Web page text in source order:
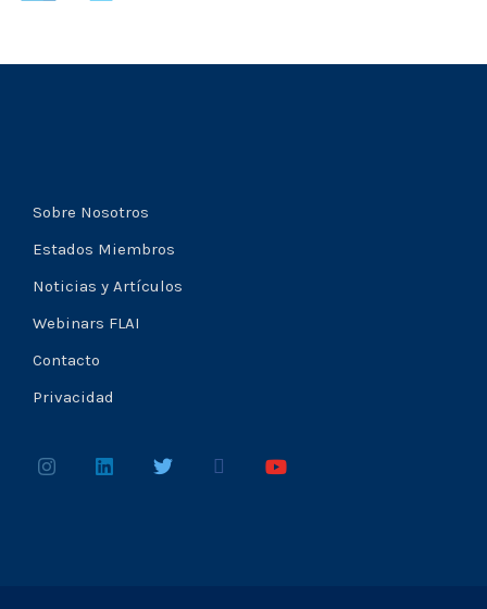
Sobre Nosotros
Estados Miembros
Noticias y Artículos
Webinars FLAI
Contacto
Privacidad